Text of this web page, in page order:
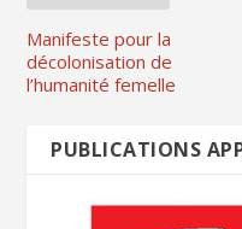
Manifeste pour la
décolonisation de
l’humanité femelle
PUBLICATIONS